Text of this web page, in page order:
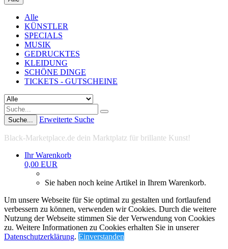
Alle
KÜNSTLER
SPECIALS
MUSIK
GEDRUCKTES
KLEIDUNG
SCHÖNE DINGE
TICKETS - GUTSCHEINE
Suche... Erweiterte Suche
Black-Marketplace.de dein Marktplatz für brillante Kunst!
Ihr Warenkorb
0,00 EUR
Sie haben noch keine Artikel in Ihrem Warenkorb.
Um unsere Webseite für Sie optimal zu gestalten und fortlaufend
verbessern zu können, verwenden wir Cookies. Durch die weitere
Nutzung der Webseite stimmen Sie der Verwendung von Cookies
zu. Weitere Informationen zu Cookies erhalten Sie in unserer
Datenschutzerklärung. Einverstanden